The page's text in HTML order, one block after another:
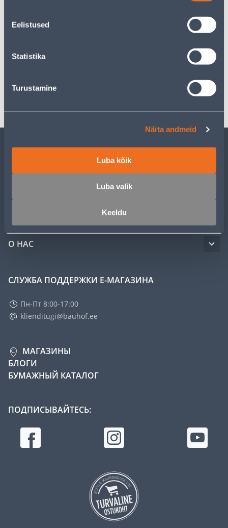
Eelistused
Statistika
Turustamine
Näita andmeid
Luba kõik
Luba valik
Keeldu
Транспорт
ОБСЛУЖИВАНИЕ ЧАСТНЫХ КЛИЕНТОВ
О НАС
СЛУЖБА ПОДДЕРЖКИ Е-МАГАЗИНА
Пн-Пт 8:00-17:00
klienditugi@bauhof.ee
МАГАЗИНЫ
БЛОГИ
БУМАЖНЫЙ КАТАЛОГ
ПОДПИСЫВАЙТЕСЬ: